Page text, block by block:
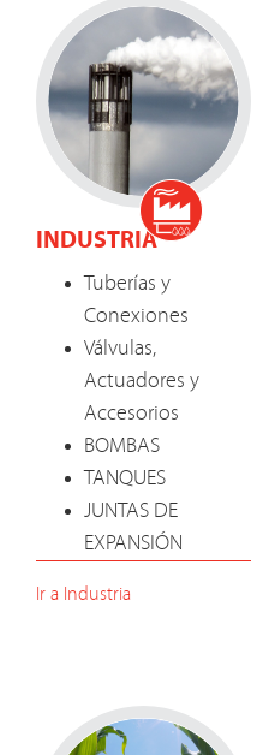
INDUSTRIA
Tuberías y
Conexiones
Válvulas,
Actuadores y
Accesorios
BOMBAS
TANQUES
JUNTAS DE
EXPANSIÓN
Ir a Industria